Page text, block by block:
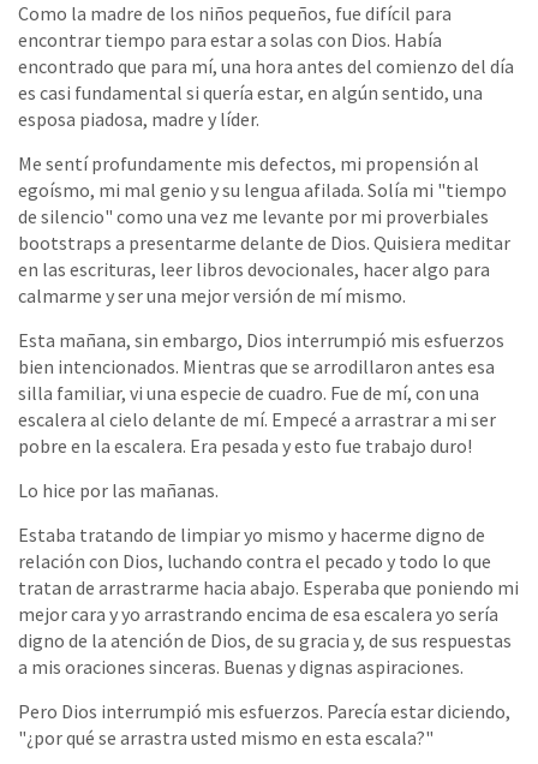
Como la madre de los niños pequeños, fue difícil para
encontrar tiempo para estar a solas con Dios. Había
encontrado que para mí, una hora antes del comienzo del día
es casi fundamental si quería estar, en algún sentido, una
esposa piadosa, madre y líder.
Me sentí profundamente mis defectos, mi propensión al
egoísmo, mi mal genio y su lengua afilada. Solía mi "tiempo
de silencio" como una vez me levante por mi proverbiales
bootstraps a presentarme delante de Dios. Quisiera meditar
en las escrituras, leer libros devocionales, hacer algo para
calmarme y ser una mejor versión de mí mismo.
Esta mañana, sin embargo, Dios interrumpió mis esfuerzos
bien intencionados. Mientras que se arrodillaron antes esa
silla familiar, vi una especie de cuadro. Fue de mí, con una
escalera al cielo delante de mí. Empecé a arrastrar a mi ser
pobre en la escalera. Era pesada y esto fue trabajo duro!
Lo hice por las mañanas.
Estaba tratando de limpiar yo mismo y hacerme digno de
relación con Dios, luchando contra el pecado y todo lo que
tratan de arrastrarme hacia abajo. Esperaba que poniendo mi
mejor cara y yo arrastrando encima de esa escalera yo sería
digno de la atención de Dios, de su gracia y, de sus respuestas
a mis oraciones sinceras. Buenas y dignas aspiraciones.
Pero Dios interrumpió mis esfuerzos. Parecía estar diciendo,
"¿por qué se arrastra usted mismo en esta escala?"